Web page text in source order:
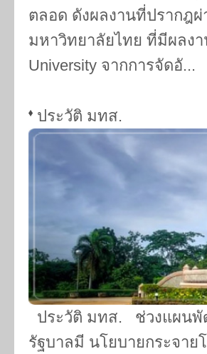
ตลอด ดังผลงานที่ปรากฎ
มหาวิทยาลัยไทย ที่มีผลง
University จากการจัดอั...
ประวัติ มทส.
ประวัติ มทส. ช่วงแผนพั
รัฐบาลมี นโยบายกระจา